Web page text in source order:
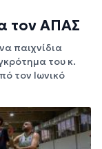
τον ΑΠΑΣ
παιχνίδια
του κ.
τον Ιωνικό